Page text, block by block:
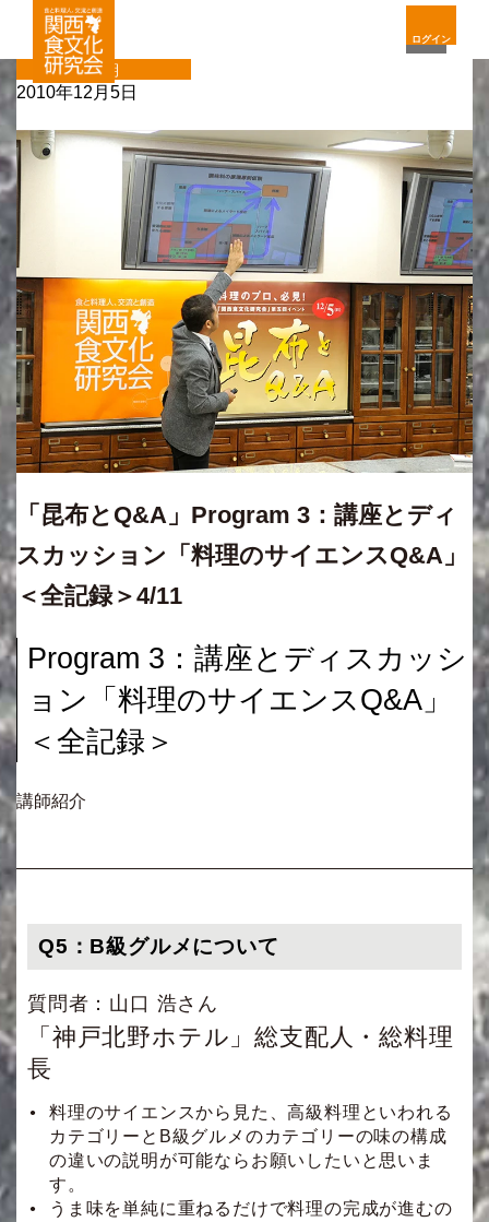
ログイン
定期
2010年12月5日
「昆布とQ&A」Program 3：講座とディ
スカッション「料理のサイエンスQ&A」
＜全記録＞4/11
Program 3：講座とディスカッシ
ョン「料理のサイエンスQ&A」
＜全記録＞
講師紹介
Q5：B級グルメについて
質問者：山口 浩さん
「神戸北野ホテル」総支配人・総料理
長
料理のサイエンスから見た、高級料理といわれる
カテゴリーとB級グルメのカテゴリーの味の構成
の違いの説明が可能ならお願いしたいと思いま
す。
うま味を単純に重ねるだけで料理の完成が進むの